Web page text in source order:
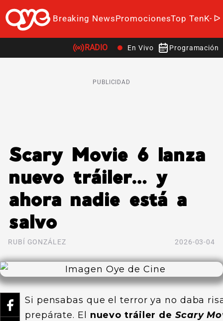
Breaking NewsPromocionesTop TenK-
RADIO En Vivo Programación
PUBLICIDAD
Scary Movie 6 lanza
nuevo tráiler… y
ahora nadie está a
salvo
RUBÍ GONZÁLEZ 2026-03-04
Si pensabas que el terror ya no daba
prepárate. El nuevo tráiler de Scary